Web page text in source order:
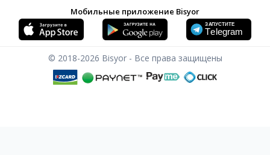
Мобильные приложение Bisyor
© 2018-2026 Bisyor - Все права защищены